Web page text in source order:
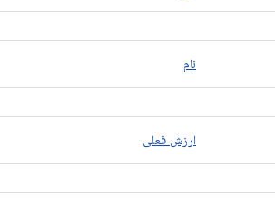
نام
ارزش فعلی